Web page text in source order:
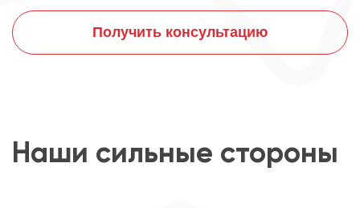
Получить консультацию
Наши сильные стороны